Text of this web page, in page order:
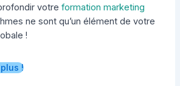
votreformation marketing
ne sont qu’un élément de votre
!
!